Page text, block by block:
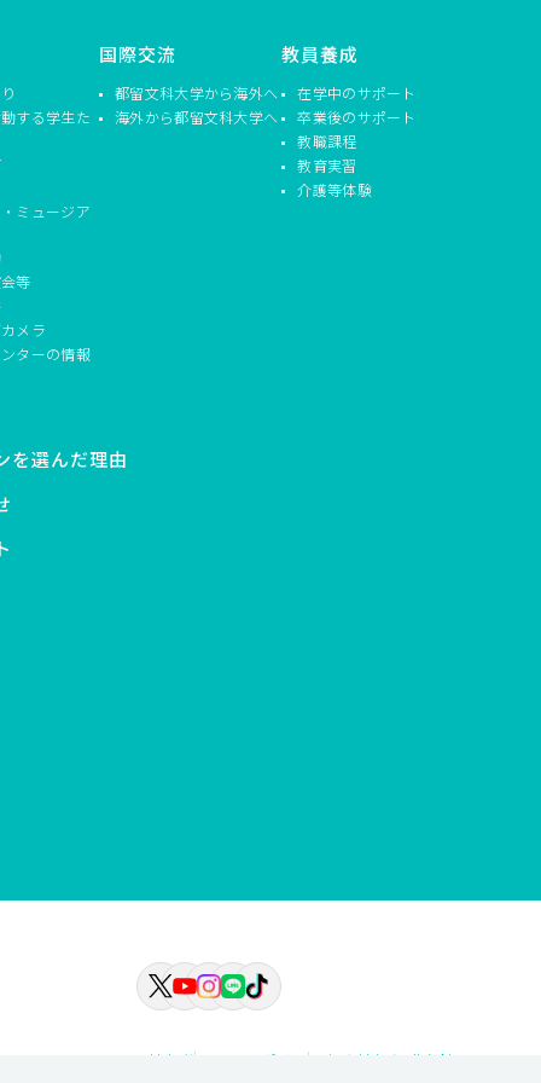
する学生た
ミュージア
等
メラ
ターの情報
国際交流
都留文科大学から海外へ
海外から都留文科大学へ
教員養成
在学中のサポート
卒業後のサポート
教職課程
教育実習
介護等体験
を選んだ理由
情報公開 サイトポリシー 個人情報保護方針